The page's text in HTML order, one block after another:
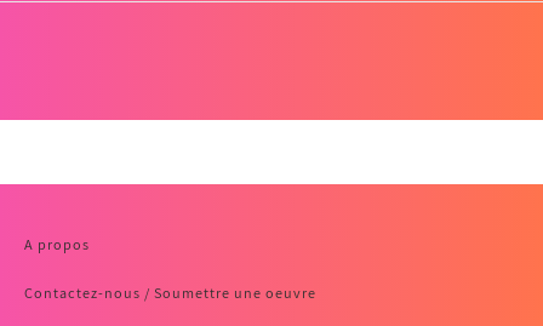
A propos
Contactez-nous / Soumettre une oeuvre